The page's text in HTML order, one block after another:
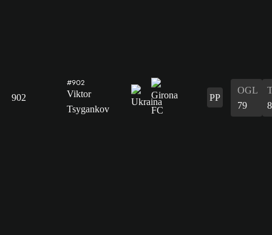
902
#902
Viktor
Tsygankov
PP
OGL
79